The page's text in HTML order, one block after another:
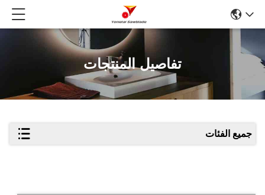
تفاصيل المنتجات
جميع الفئات